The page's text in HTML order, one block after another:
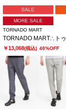
SALE
MORE SALE
TORNADO MART
￥13,068(税込) 40%OFF